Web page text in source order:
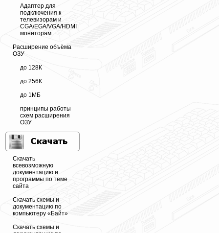
Адаптер для
подключения к
телевизорам и
CGA/EGA/VGA/HDMI
мониторам
Расширение объёма
ОЗУ
до 128К
до 256К
до 1МБ
принципы работы
схем расширения
ОЗУ
Скачать
всевозможную
документацию и
программы по теме
сайта
Скачать схемы и
документацию по
компьютеру «Байт»
Скачать схемы и